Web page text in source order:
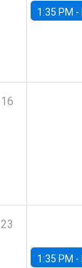
1:35 PM -
16
23
1:35 PM -